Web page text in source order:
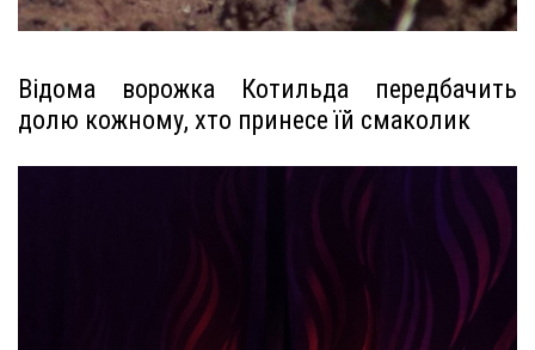
Відома ворожка Котильда передбачить
долю кожному, хто принесе їй смаколик